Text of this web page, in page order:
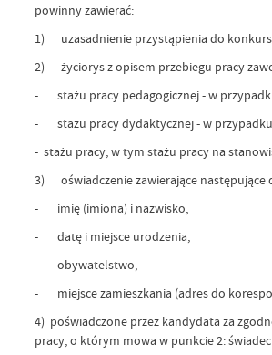
powinny zawierać:
1) uzasadnienie przystąpienia do
2) życiorys z opisem przebiegu pracy
- stażu pracy pedagogicznej - w
- stażu pracy dydaktycznej - w
- stażu pracy, w tym stażu pracy na
3) oświadczenie zawierające następujące
- imię (imiona) i nazwisko,
- datę i miejsce urodzenia,
- obywatelstwo,
- miejsce zamieszkania (adres do
4) poświadczone przez kandydata za
pracy, o którym mowa w punkcie 2: